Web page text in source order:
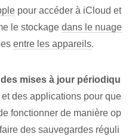
‌pour accéder à iCloud et
le stockage dans le nuage
entre les appareils.
mises à jour périodiqu
des applications pour que
fonctionner de manière op
des sauvegardes réguli